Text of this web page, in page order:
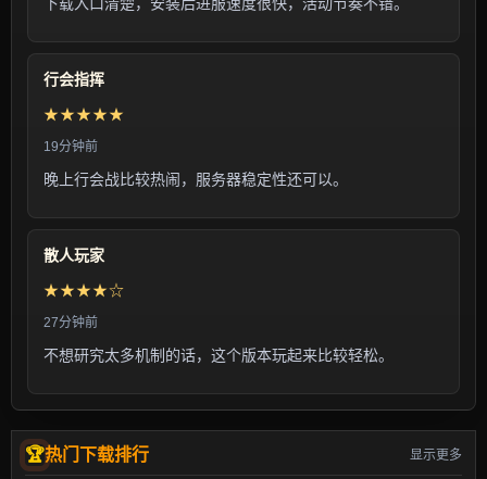
行会指挥
★★★★★
19分钟前
晚上行会战比较热闹，服务器稳定性还可以。
散人玩家
★★★★☆
27分钟前
不想研究太多机制的话，这个版本玩起来比较轻松。
热门下载排行 显示更多